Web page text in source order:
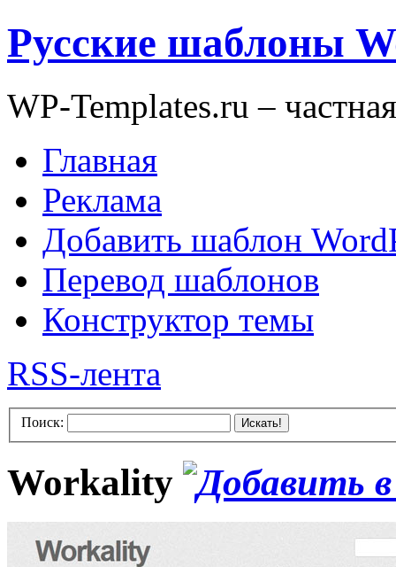
Русские шаблоны
WP-Templates.ru –
Главная
Реклама
Добавить шаблон
Перевод шаблонов
Конструктор темы
RSS-лента
Поиск: Искать!
Workality